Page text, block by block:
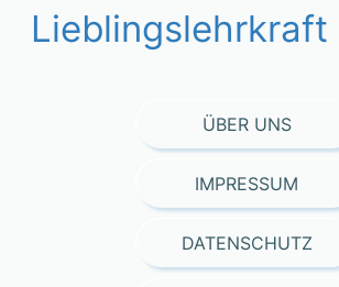
Lieblingslehrkraft
ÜBER UNS
IMPRESSUM
DATENSCHUTZ